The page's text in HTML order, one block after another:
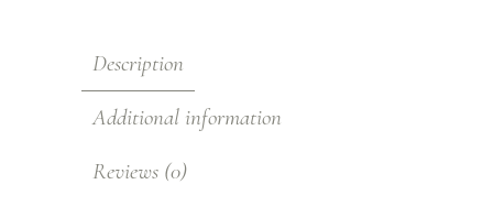
Description
Additional information
Reviews (0)